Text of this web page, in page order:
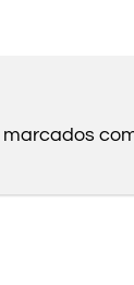
marcados